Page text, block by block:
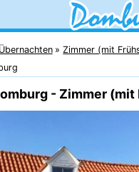
Übernachten
Zimmer (mit
- Zimmer (mit